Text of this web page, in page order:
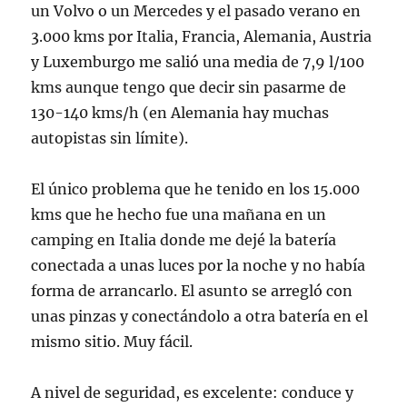
un Volvo o un Mercedes y el pasado verano en
3.000 kms por Italia, Francia, Alemania, Austria
y Luxemburgo me salió una media de 7,9 l/100
kms aunque tengo que decir sin pasarme de
130-140 kms/h (en Alemania hay muchas
autopistas sin límite).
El único problema que he tenido en los 15.000
kms que he hecho fue una mañana en un
camping en Italia donde me dejé la batería
conectada a unas luces por la noche y no había
forma de arrancarlo. El asunto se arregló con
unas pinzas y conectándolo a otra batería en el
mismo sitio. Muy fácil.
A nivel de seguridad, es excelente: conduce y